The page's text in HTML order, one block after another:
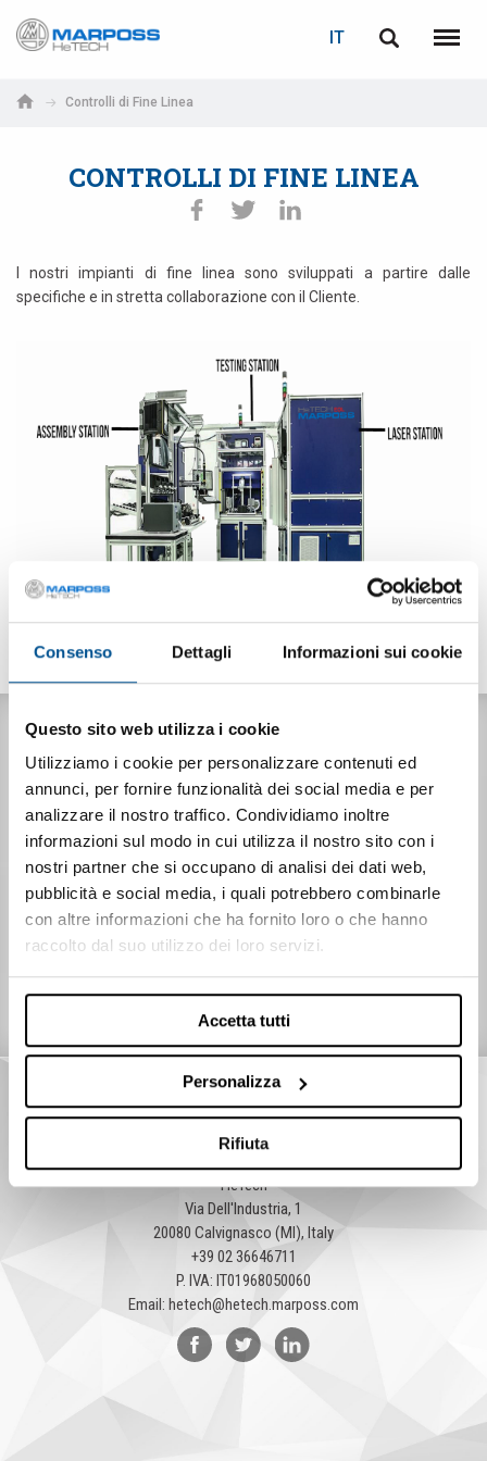
Consenso Dettagli Informazioni sui cookie
Questo sito web utilizza i cookie
Utilizziamo i cookie per personalizzare contenuti ed
annunci, per fornire funzionalità dei social media e per
analizzare il nostro traffico. Condividiamo inoltre
informazioni sul modo in cui utilizza il nostro sito con i
nostri partner che si occupano di analisi dei dati web,
pubblicità e social media, i quali potrebbero combinarle
con altre informazioni che ha fornito loro o che hanno
raccolto dal suo utilizzo dei loro servizi.
Accetta tutti
Personalizza
Rifiuta
Marposs
IT
Menu
Controlli di Fine Linea
CONTROLLI DI FINE LINEA
I nostri impianti di fine linea sono sviluppati a partire dalle
specifiche e in stretta collaborazione con il Cliente.
DESCRIZIONE
Progettati e costruiti per eseguire una vasta gamma di
controlli, dai test di funzionalità elettrica alle prove elettriche
di funzionamento fino agli stress test, dalla verifica di
produzione.
DOWNLOAD
HeTech
Via Dell'Industria, 1
20080 Calvignasco (MI), Italy
+39 02 36646711
P. IVA: IT01968050060
Email: hetech@hetech.marposs.com
日本語 (Japanese)
한국어 (Korean)
LOGIN RECUPERA PASSWORD
Se non sei ancora registrato, fallo ora: è gratis!